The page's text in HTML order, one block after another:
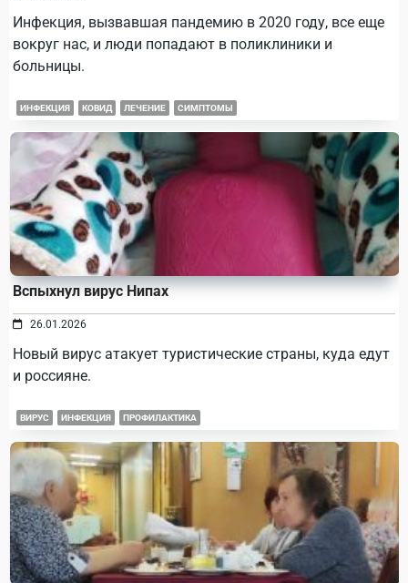
Инфекция, вызвавшая пандемию в 2020 году, все еще
вокруг нас, и люди попадают в поликлиники и
больницы.
ИНФЕКЦИЯ КОВИД ЛЕЧЕНИЕ СИМПТОМЫ
Вспыхнул вирус Нипах
26.01.2026
Новый вирус атакует туристические страны, куда едут
и россияне.
ВИРУС ИНФЕКЦИЯ ПРОФИЛАКТИКА